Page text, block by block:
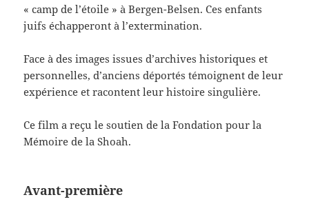
« camp de l’étoile » à Bergen-Belsen. Ces enfants
juifs échapperont à l’extermination.
Face à des images issues d’archives historiques et
personnelles, d’anciens déportés témoignent de leur
expérience et racontent leur histoire singulière.
Ce film a reçu le soutien de la Fondation pour la
Mémoire de la Shoah.
Avant-première